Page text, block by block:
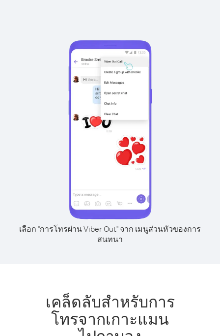
เลือก "การโทรผ่าน Viber Out" จาก เมนูส่วนหัวของการ
สนทนา
เคล็ดลับสำหรับการ
โทรจากเกาะแมน